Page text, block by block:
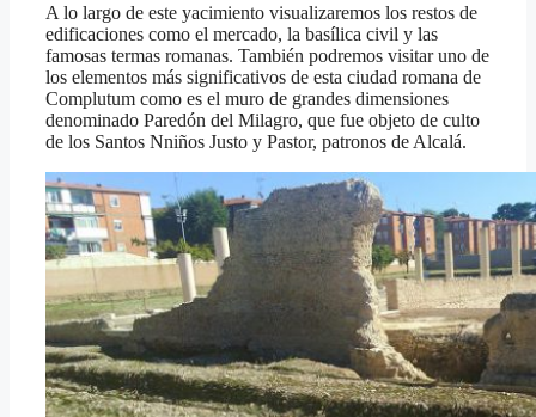
A lo largo de este yacimiento visualizaremos los restos de
edificaciones como el mercado, la basílica civil y las
famosas termas romanas. También podremos visitar uno de
los elementos más significativos de esta ciudad romana de
Complutum como es el muro de grandes dimensiones
denominado Paredón del Milagro, que fue objeto de culto
de los Santos Nniños Justo y Pastor, patronos de Alcalá.